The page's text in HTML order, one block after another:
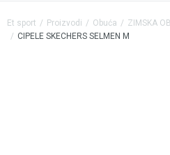
Et sport Proizvodi Obuća
ZIMSKA
CIPELE SKECHERS SELMEN M